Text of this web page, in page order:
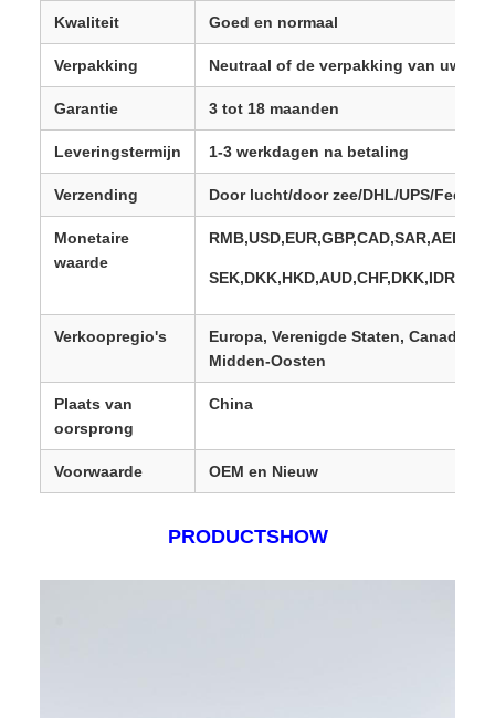
Kwaliteit Goed en normaal
Verpakking Neutraal of de verpakking van uw
Garantie 3 tot 18 maanden
Leveringstermijn 1-3 werkdagen na betaling
Verzending Door lucht/door zee/DHL/UPS/Fedex/
Monetaire
waarde
Verkoopregio's
Europa, Verenigde Staten, Canada,
Midden-Oosten
Plaats van
oorsprong
China
Voorwaarde OEM en Nieuw
PRODUCTSHOW